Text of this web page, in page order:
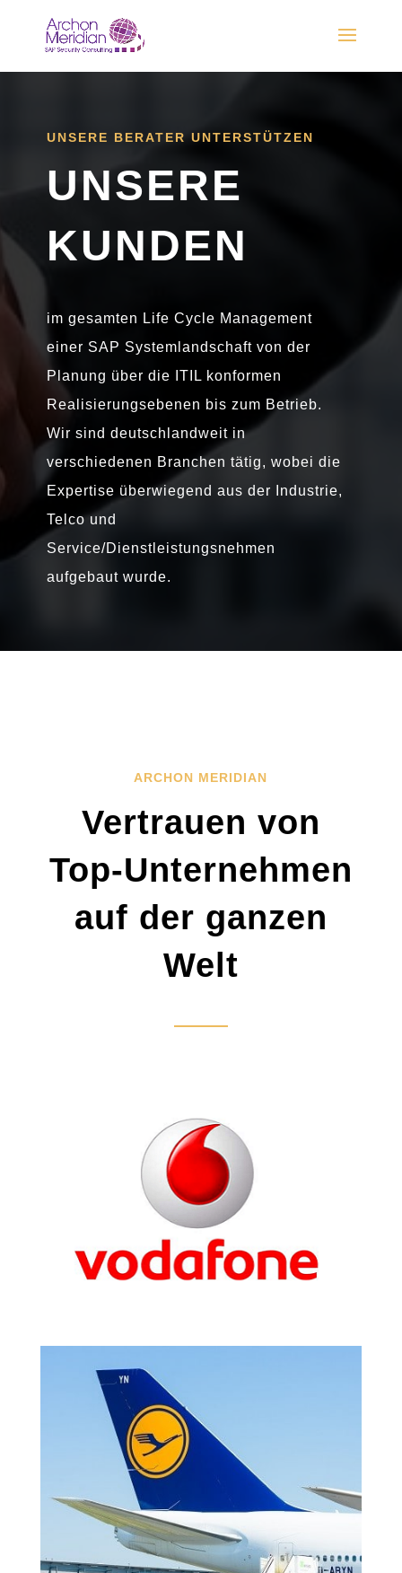
UNSERE BERATER UNTERSTÜTZEN
UNSERE
KUNDEN
im gesamten Life Cycle Management
einer SAP Systemlandschaft von der
Planung über die ITIL konformen
Realisierungsebenen bis zum Betrieb.
Wir sind deutschlandweit in
verschiedenen Branchen tätig, wobei die
Expertise überwiegend aus der Industrie,
Telco und
Service/Dienstleistungsnehmen
aufgebaut wurde.
ARCHON MERIDIAN
Vertrauen von
Top-Unternehmen
auf der ganzen
Welt